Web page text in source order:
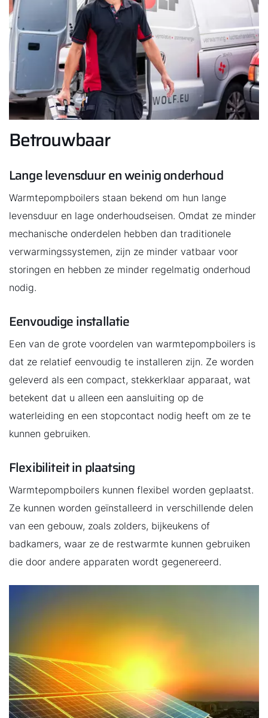
Betrouwbaar
Lange levensduur en weinig onderhoud
Warmtepompboilers staan bekend om hun lange
levensduur en lage onderhoudseisen. Omdat ze minder
mechanische onderdelen hebben dan traditionele
verwarmingssystemen, zijn ze minder vatbaar voor
storingen en hebben ze minder regelmatig onderhoud
nodig.
Eenvoudige installatie
Een van de grote voordelen van warmtepompboilers is
dat ze relatief eenvoudig te installeren zijn. Ze worden
geleverd als een compact, stekkerklaar apparaat, wat
betekent dat u alleen een aansluiting op de
waterleiding en een stopcontact nodig heeft om ze te
kunnen gebruiken.
Flexibiliteit in plaatsing
Warmtepompboilers kunnen flexibel worden geplaatst.
Ze kunnen worden geïnstalleerd in verschillende delen
van een gebouw, zoals zolders, bijkeukens of
badkamers, waar ze de restwarmte kunnen gebruiken
die door andere apparaten wordt gegenereerd.